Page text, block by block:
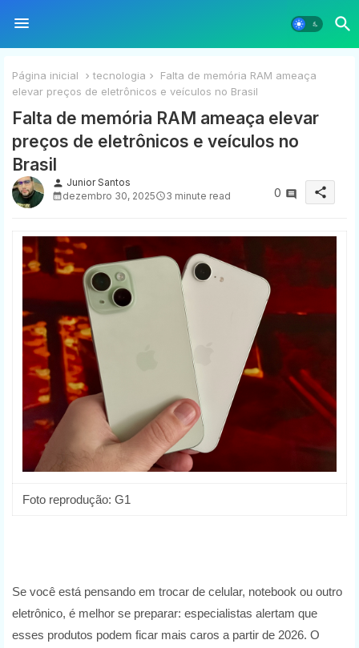
Página inicial tecnologia
Falta de memória RAM ameaça
elevar preços de eletrônicos e veículos no Brasil
Falta de memória RAM ameaça elevar
preços de eletrônicos e veículos no
Brasil
person Junior Santos
dezembro 30, 2025
3 minute read 0 share
Foto reprodução: G1
Se você está pensando em trocar de celular, notebook ou outro
eletrônico, é melhor se preparar: especialistas alertam que
esses produtos podem ficar mais caros a partir de 2026. O